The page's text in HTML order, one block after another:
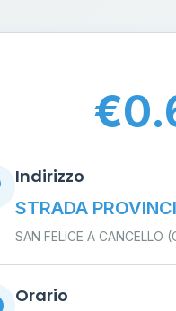
Indirizzo
STRADA
SAN FELICE A CANCELLO
Orario